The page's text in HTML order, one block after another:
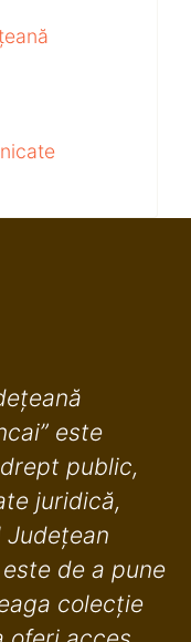
este
public,
juridică,
Judeţean
de a pune
colecţie